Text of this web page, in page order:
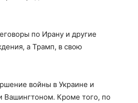
по Ирану и другие
а Трамп, в свою
войны в Украине и
Вашингтоном. Кроме того, по